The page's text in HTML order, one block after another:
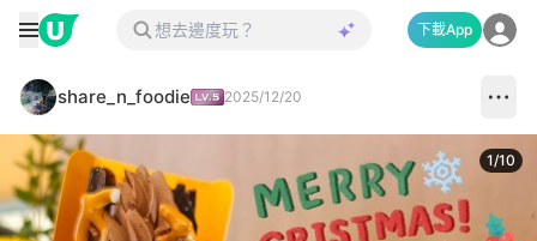
下載App
share_n_foodie 2025/12/20
1/10